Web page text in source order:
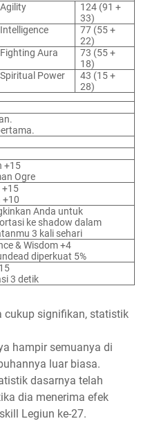
Agility
124 (91 +
33)
Intelligence
77 (55 +
22)
Fighting Aura
73 (55 +
18)
Spiritual Power
43 (15 +
28)
+15
Ogre
+15
+10
Anda untuk
ke shadow dalam
3 kali sehari
& Wisdom +4
diperkuat 5%
3 detik
cukup signifikan, statistik
hampir semuanya di
luar biasa.
dasarnya telah
dia menerima efek
Legiun ke-27.